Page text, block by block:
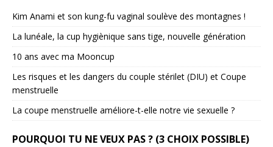
Kim Anami et son kung-fu vaginal soulève des montagnes !
La lunéale, la cup hygiènique sans tige, nouvelle génération
10 ans avec ma Mooncup
Les risques et les dangers du couple stérilet (DIU) et Coupe
menstruelle
La coupe menstruelle améliore-t-elle notre vie sexuelle ?
POURQUOI TU NE VEUX PAS ? (3 CHOIX POSSIBLE)